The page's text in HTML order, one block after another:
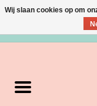
Verzorging
Wij slaan cookies op om